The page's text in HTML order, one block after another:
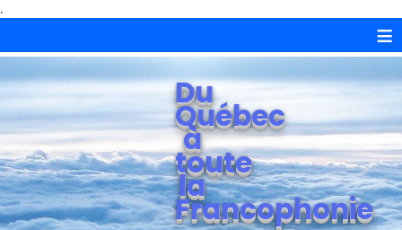
.
≡
Du
Québec
à
toute
la
Francophonie